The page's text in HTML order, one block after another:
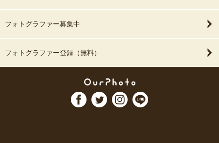
フォトグラファー募集中
フォトグラファー登録（無料）